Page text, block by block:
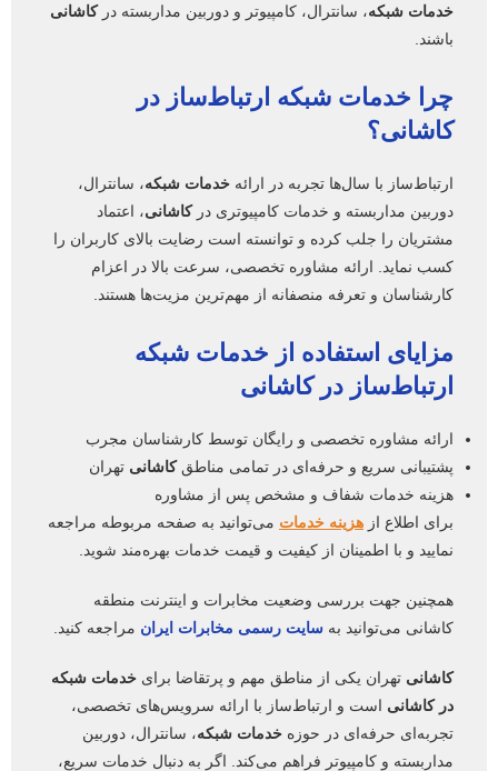
خدمات شبکه، سانترال، کامپیوتر و دوربین مداربسته درکاشانی
باشند.
چرا خدمات شبکه ارتباط‌ساز در
کاشانی؟
ارتباط‌ساز با سال‌ها تجربه در ارائه خدمات شبکه، سانترال،
دوربین مداربسته و خدمات کامپیوتری درکاشانی، اعتماد
مشتریان را جلب کرده و توانسته است رضایت بالای کاربران را
کسب نماید. ارائه مشاوره تخصصی، سرعت بالا در اعزام
کارشناسان و تعرفه منصفانه از مهم‌ترین مزیت‌ها هستند.
مزایای استفاده از خدمات شبکه
ارتباط‌ساز درکاشانی
ارائه مشاوره تخصصی و رایگان توسط کارشناسان مجرب
پشتیبانی سریع و حرفه‌ای در تمامی مناطقکاشانی تهران
هزینه خدمات شفاف و مشخص پس از مشاوره
برای اطلاع از هزینه خدمات می‌توانید به صفحه مربوطه مراجعه
نمایید و با اطمینان از کیفیت و قیمت خدمات بهره‌مند شوید.
همچنین جهت بررسی وضعیت مخابرات و اینترنت منطقه
کاشانی می‌توانید به سایت رسمی مخابرات ایران مراجعه کنید.
کاشانی تهران یکی از مناطق مهم و پرتقاضا برای خدمات شبکه
در کاشانی است و ارتباط‌ساز با ارائه سرویس‌های تخصصی،
تجربه‌ای حرفه‌ای در حوزه خدمات شبکه، سانترال، دوربین
مداربسته و کامپیوتر فراهم می‌کند. اگر به دنبال خدمات سریع،